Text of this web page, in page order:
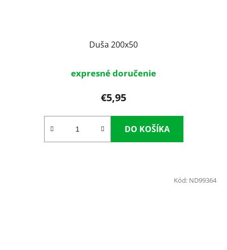
Duša 200x50
expresné doručenie
€5,95
DO KOŠÍKA
Kód: ND99364